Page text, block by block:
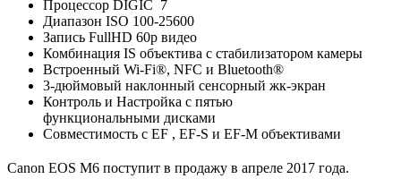
Процессор DIGIC 7
Диапазон ISO 100-25600
Запись FullHD 60p видео
Комбинация IS объектива с стабилизатором камеры
Встроенный Wi-Fi®, NFC и Bluetooth®
3-дюймовый наклонный сенсорный жк-экран
Контроль и Настройка с пятью
функциональными дисками
Совместимость с EF , EF-S и EF-M объективами
Canon EOS M6 поступит в продажу в апреле 2017 года.